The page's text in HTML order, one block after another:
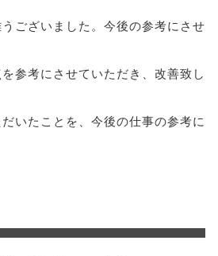
ございました。今後の参考にさせ
参考にさせていただき、改善致し
いたことを、今後の仕事の参考に